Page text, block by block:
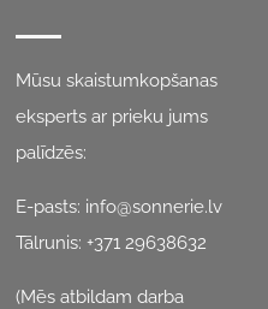
Mūsu skaistumkopšanas
eksperts ar prieku jums
palīdzēs:
E-pasts: info@sonnerie.lv
Tālrunis:+371 29638632
(Mēs atbildam darba